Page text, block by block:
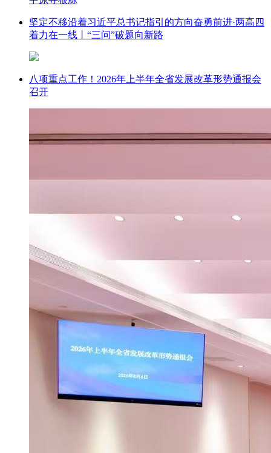
坚定不移沿着习近平总书记指引的方向奋勇前进·两高四
着力在一线丨“三问”破题向新路
八项重点工作！2026年上半年全省发展改革形势通报会
召开